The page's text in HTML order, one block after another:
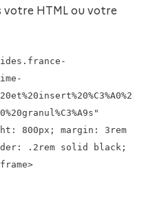
votre HTML ou votre
800px; margin: 3rem
.2rem solid black;